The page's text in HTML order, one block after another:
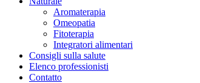
Aromaterapia
Omeopatia
Fitoterapia
Integratori alimentari
Consigli sulla salute
Elenco professionisti
Contatto